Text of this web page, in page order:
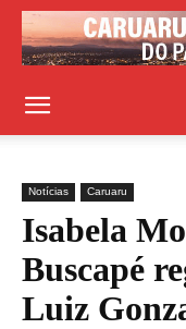
Notícias Caruaru
Isabela
Buscapé
Luiz